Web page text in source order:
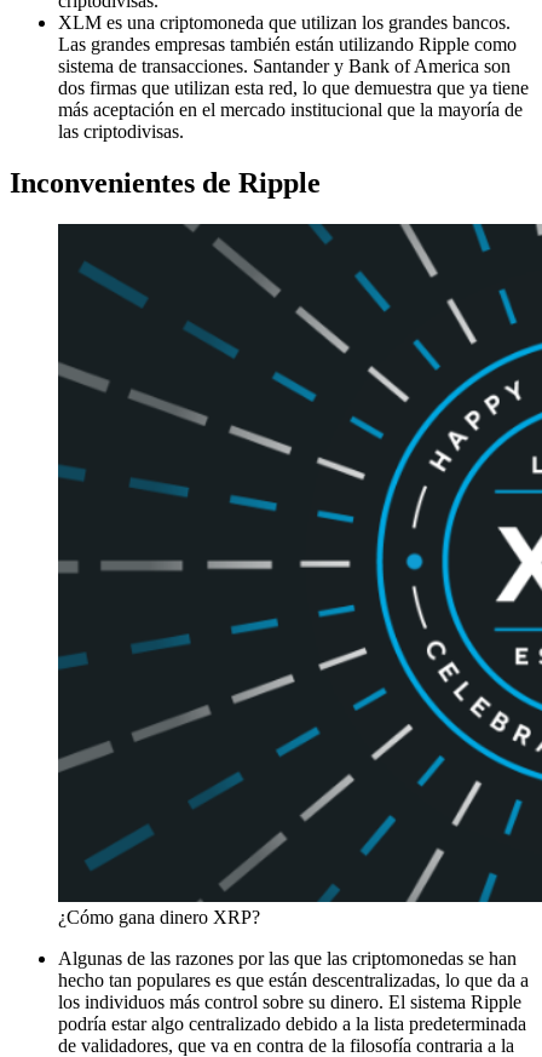
XLM es una criptomoneda que utilizan los grandes bancos.
Las grandes empresas también están utilizando Ripple como
sistema de transacciones. Santander y Bank of America son
dos firmas que utilizan esta red, lo que demuestra que ya tiene
más aceptación en el mercado institucional que la mayoría de
las criptodivisas.
Inconvenientes de Ripple
¿Cómo gana dinero XRP?
Algunas de las razones por las que las criptomonedas se han
hecho tan populares es que están descentralizadas, lo que da a
los individuos más control sobre su dinero. El sistema Ripple
podría estar algo centralizado debido a la lista predeterminada
de validadores, que va en contra de la filosofía contraria a la